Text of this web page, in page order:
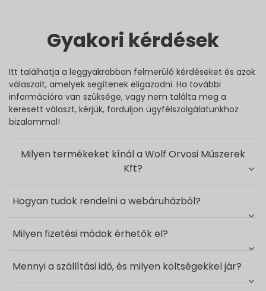
Gyakori kérdések
Itt találhatja a leggyakrabban felmerülő kérdéseket és azok
válaszait, amelyek segítenek eligazodni. Ha további
információra van szüksége, vagy nem találta meg a
keresett választ, kérjük, forduljon ügyfélszolgálatunkhoz
bizalommal!
Milyen termékeket kínál a Wolf Orvosi Műszerek
Kft?
Hogyan tudok rendelni a webáruházból?
Milyen fizetési módok érhetők el?
Mennyi a szállítási idő, és milyen költségekkel jár?